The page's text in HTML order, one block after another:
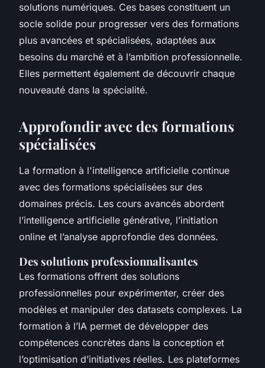
solutions numériques. Ces bases constituent un
socle solide pour progresser vers des formations
plus avancées et spécialisées, adaptées aux
besoins du marché et à l’ambition professionnelle.
Elles permettent également de découvrir chaque
nouveauté dans la spécialité.
Approfondir avec des formations
spécialisées
La formation à l'intelligence artificielle continue
avec des formations spécialisées sur des
domaines précis. Les cours avancés abordent
l’intelligence artificielle générative, l’initiation
online et l’analyse approfondie des données.
Des solutions professionnalisantes
Les formations offrent des solutions
professionnelles pour expérimenter, créer des
modèles et manipuler des datasets complexes. La
formation à l’IA permet de développer des
compétences concrètes dans la conception et
l’optimisation d’initiatives réelles. Les plateformes